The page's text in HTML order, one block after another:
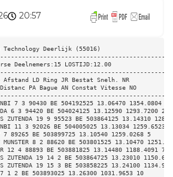
20:57
Technology Deerlijk (55016)
Deelnemers:15 LOSTIJD:12.00
Afstand LD Ring JR Bestat Snelh. NR
PA Bague AN Constat Vitesse NO
7 3 90430 BE 504192525 13.06470 1354.0804 1
6 3 94420 BE 504024125 13.12590 1293.7200 2
ZUTENDA 19 9 95523 BE 503864125 13.14310
11 3 92026 BE 504005025 13.13034 1259.6523
7 7 89265 BE 503899725 13.10540 1259.0268 5
MUNSTER 8 2 88620 BE 503801525 13.10470
12 4 88893 BE 503881825 13.14480 1188.4091 7
ZUTENDA 19 14 2 BE 503864725 13.23010
ZUTENDA 19 15 3 BE 503858225 13.24100
7 1 2 BE 503893025 13.26300 1031.9653 10